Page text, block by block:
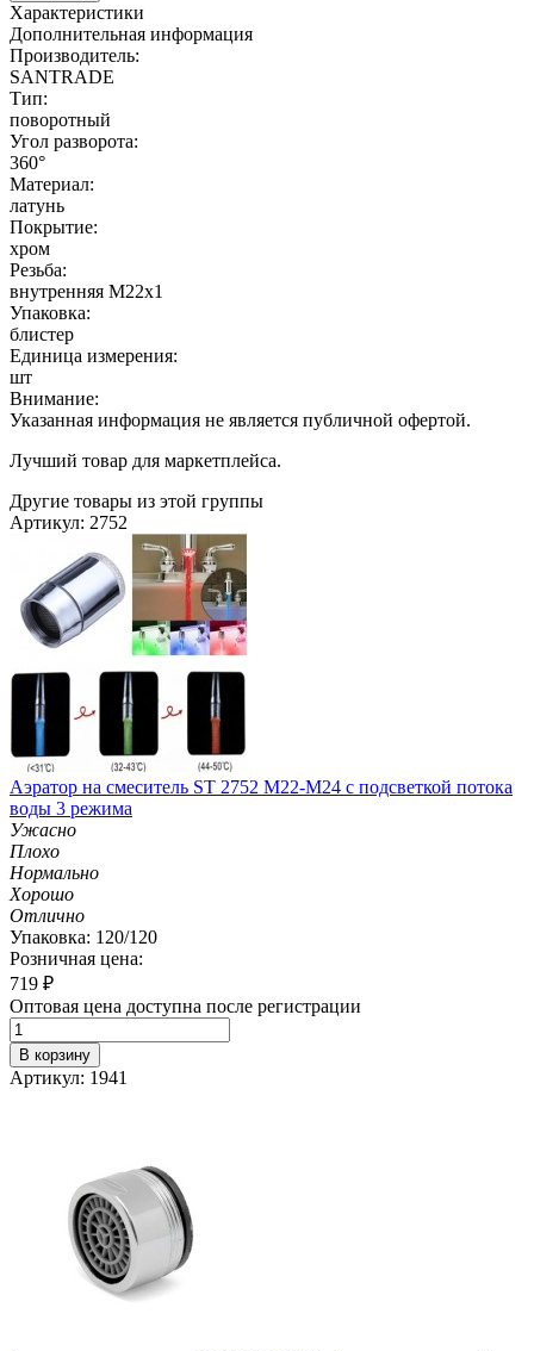
Характеристики
Дополнительная информация
Производитель:
SANTRADE
Тип:
поворотный
Угол разворота:
360°
Материал:
латунь
Покрытие:
хром
Резьба:
внутренняя М22х1
Упаковка:
блистер
Единица измерения:
шт
Внимание:
Указанная информация не является публичной офертой.
Лучший товар для маркетплейса.
Другие товары из этой группы
Артикул: 2752
Аэратор на смеситель ST 2752 M22-M24 с подсветкой потока
воды 3 режима
Ужасно
Плохо
Нормально
Хорошо
Отлично
Упаковка: 120/120
Розничная цена:
719 ₽
Оптовая цена доступна после регистрации
В корзину
Артикул: 1941